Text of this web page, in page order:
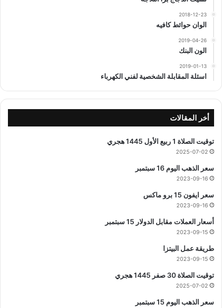
2018-12-23
الوان حوائط كافيه
2019-04-26
الون البنك
2019-01-13
اسئلة المقابلة الشخصية لفني الكهرباء
أخر المقالات
توقيت الصلاة 1 ربيع الأول 1445 هجري
2025-07-02
سعر الذهب اليوم 16 سبتمبر
2023-09-16
سعر ايفون 15 برو ماكس
2023-09-16
أسعار العملات مقابل الدولار 15 سبتمبر
2023-09-15
طريقة عمل البيتزا
2023-09-15
توقيت الصلاة 30 صفر 1445 هجري
2025-07-02
سعر الذهب اليوم 15 سبتمبر